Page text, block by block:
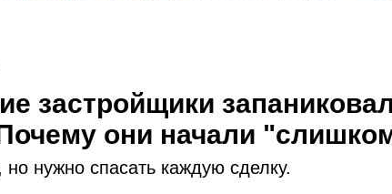
застройщики
они начали
нужно спасать каждую сделку.